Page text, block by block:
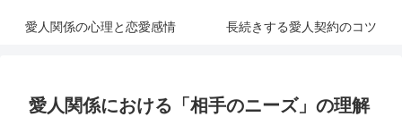
愛人関係の心理と恋愛感情 長続きする愛人契約のコツ
愛人関係における「相手のニーズ」の理解